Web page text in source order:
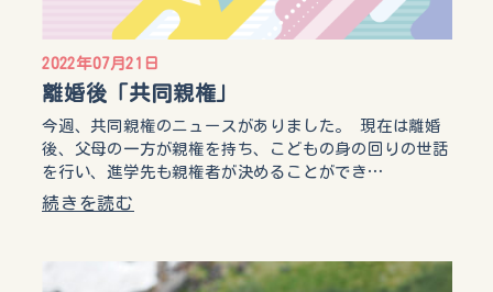
2022年07月21日
離婚後「共同親権」
今週、共同親権のニュースがありました。 現在は離婚
後、父母の一方が親権を持ち、こどもの身の回りの世話
を行い、進学先も親権者が決めることができ…
続きを読む